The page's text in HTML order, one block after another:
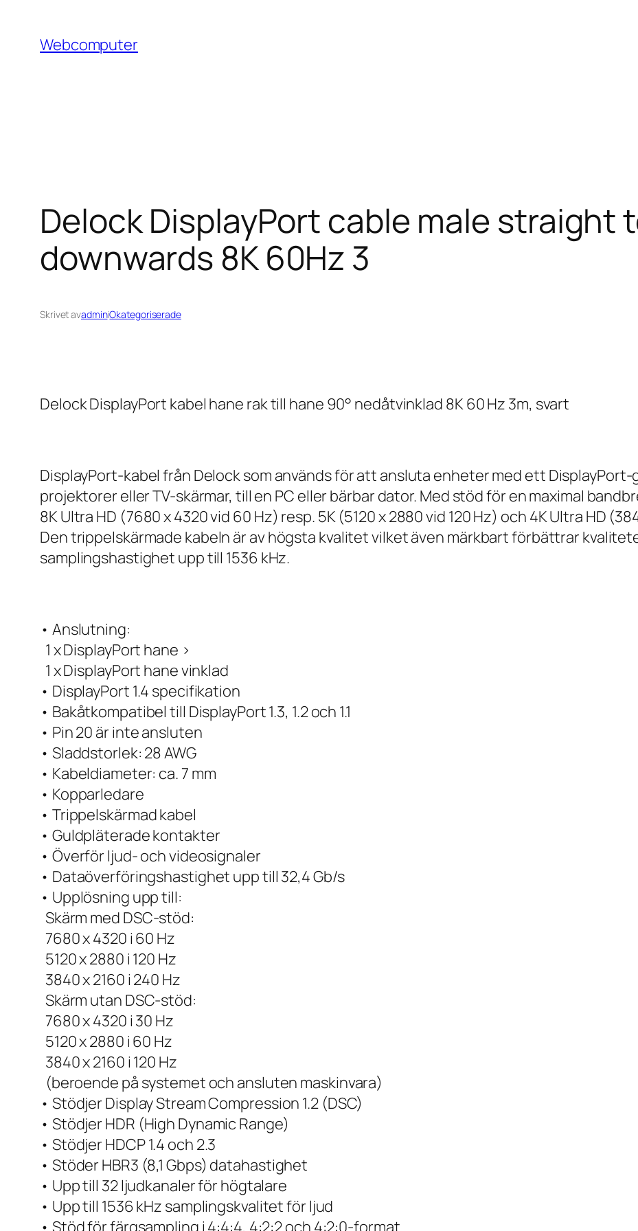
innehåll
Webcomputer
Delock DisplayPort cable male straight
downwards 8K 60Hz 3
Skrivet avadminiOkategoriserade
Delock DisplayPort kabel hane rak till hane 90° nedåtvinklad 8K 60 Hz 3m, svart
DisplayPort-kabel från Delock som används för att ansluta enheter med ett DisplayPort-
projektorer eller TV-skärmar, till en PC eller bärbar dator. Med stöd för en maximal
8K Ultra HD (7680 x 4320 vid 60 Hz) resp. 5K (5120 x 2880 vid 120 Hz) och 4K Ultra HD
Den trippelskärmade kabeln är av högsta kvalitet vilket även märkbart förbättrar
samplingshastighet upp till 1536 kHz.
• Anslutning:
1 x DisplayPort hane >
1 x DisplayPort hane vinklad
• DisplayPort 1.4 specifikation
• Bakåtkompatibel till DisplayPort 1.3, 1.2 och 1.1
• Pin 20 är inte ansluten
• Sladdstorlek: 28 AWG
• Kabeldiameter: ca. 7 mm
• Kopparledare
• Trippelskärmad kabel
• Guldpläterade kontakter
• Överför ljud- och videosignaler
• Dataöverföringshastighet upp till 32,4 Gb/s
• Upplösning upp till:
Skärm med DSC-stöd:
7680 x 4320 i 60 Hz
5120 x 2880 i 120 Hz
3840 x 2160 i 240 Hz
Skärm utan DSC-stöd:
7680 x 4320 i 30 Hz
5120 x 2880 i 60 Hz
3840 x 2160 i 120 Hz
(beroende på systemet och ansluten maskinvara)
• Stödjer Display Stream Compression 1.2 (DSC)
• Stödjer HDR (High Dynamic Range)
• Stödjer HDCP 1.4 och 2.3
• Stöder HBR3 (8,1 Gbps) datahastighet
• Upp till 32 ljudkanaler för högtalare
• Upp till 1536 kHz samplingskvalitet för ljud